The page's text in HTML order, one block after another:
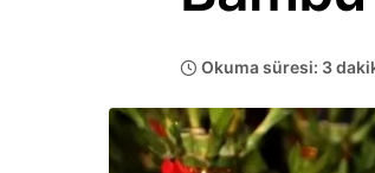
Okuma süresi: 3